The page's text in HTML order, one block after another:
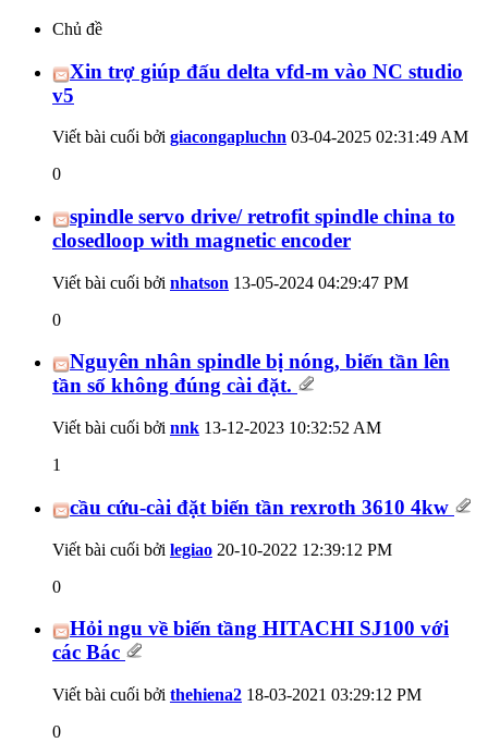
Chủ đề
Xin trợ giúp đấu delta vfd-m vào NC studio
v5
Viết bài cuối bởi giacongapluchn 03-04-2025 02:31:49 AM
0
spindle servo drive/ retrofit spindle china to
closedloop with magnetic encoder
Viết bài cuối bởi nhatson 13-05-2024 04:29:47 PM
0
Nguyên nhân spindle bị nóng, biến tần lên
tần số không đúng cài đặt.
Viết bài cuối bởi nnk 13-12-2023 10:32:52 AM
1
cầu cứu-cài đặt biến tần rexroth 3610 4kw
Viết bài cuối bởi legiao 20-10-2022 12:39:12 PM
0
Hỏi ngu về biến tầng HITACHI SJ100 với
các Bác
Viết bài cuối bởi thehiena2 18-03-2021 03:29:12 PM
0